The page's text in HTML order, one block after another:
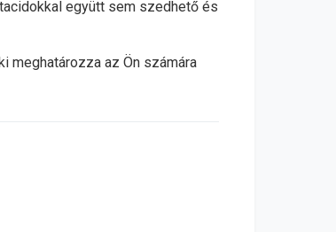
együtt sem szedhető és
meghatározza az Ön számára